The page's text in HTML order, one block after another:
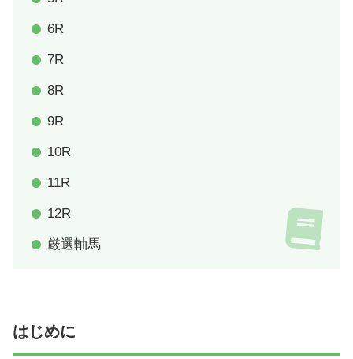
6R
7R
8R
9R
10R
11R
12R
厳選軸馬
はじめに